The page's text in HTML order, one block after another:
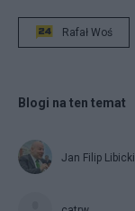
Rafał Woś
Blogi na ten temat
Jan Filip Libicki